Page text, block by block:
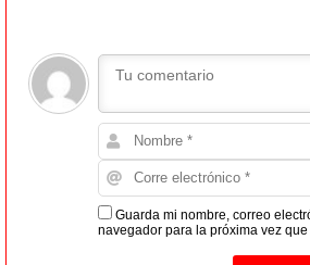
Guarda mi nombre, correo
navegador para la próxima vez